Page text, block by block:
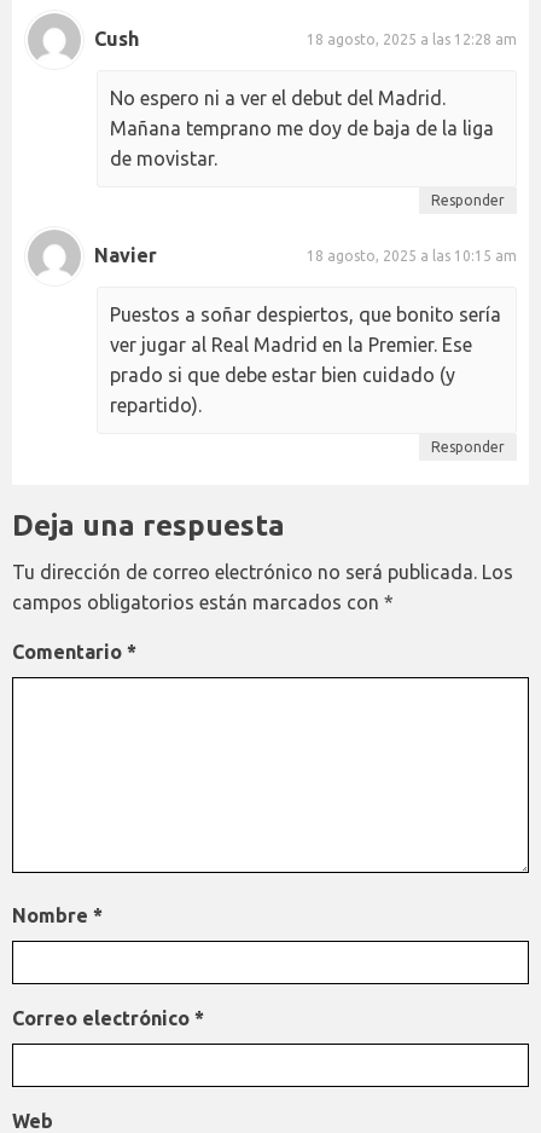
Cush 18 agosto, 2025 a las 12:28 am
No espero ni a ver el debut del Madrid.
Mañana temprano me doy de baja de la liga
de movistar.
Responder
Navier 18 agosto, 2025 a las 10:15 am
Puestos a soñar despiertos, que bonito sería
ver jugar al Real Madrid en la Premier. Ese
prado si que debe estar bien cuidado (y
repartido).
Responder
Deja una respuesta
Tu dirección de correo electrónico no será publicada. Los
campos obligatorios están marcados con *
Comentario *
Nombre *
Correo electrónico *
Web